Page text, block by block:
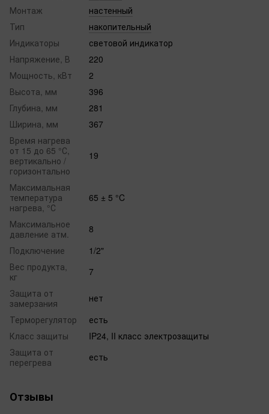
Монтаж
настенный
Тип
накопительный
Индикаторы
световой индикатор
Напряжение, В
220
Мощность, кВт
2
Высота, мм
396
Глубина, мм
281
Ширина, мм
367
Время нагрева
от 15 до 65 °С,
вертикально /
горизонтально
19
Максимальная
температура
нагрева, °С
65 ± 5 °C
Максимальное
давление атм.
8
Подключение
1/2"
Вес продукта,
кг
7
Защита от
замерзания
нет
Терморегулятор
есть
Класс защиты
IP24, II класс электрозащиты
Защита от
перегрева
есть
Отзывы